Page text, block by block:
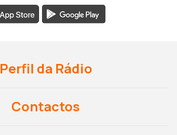
Perfil da Rádio
Contactos